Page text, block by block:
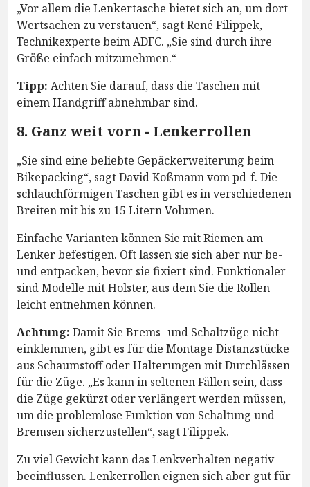
„Vor allem die Lenkertasche bietet sich an, um dort
Wertsachen zu verstauen“, sagt René Filippek,
Technikexperte beim ADFC. „Sie sind durch ihre
Größe einfach mitzunehmen.“
Tipp: Achten Sie darauf, dass die Taschen mit
einem Handgriff abnehmbar sind.
8. Ganz weit vorn - Lenkerrollen
„Sie sind eine beliebte Gepäckerweiterung beim
Bikepacking“, sagt David Koßmann vom pd-f. Die
schlauchförmigen Taschen gibt es in verschiedenen
Breiten mit bis zu 15 Litern Volumen.
Einfache Varianten können Sie mit Riemen am
Lenker befestigen. Oft lassen sie sich aber nur be-
und entpacken, bevor sie fixiert sind. Funktionaler
sind Modelle mit Holster, aus dem Sie die Rollen
leicht entnehmen können.
Achtung: Damit Sie Brems- und Schaltzüge nicht
einklemmen, gibt es für die Montage Distanzstücke
aus Schaumstoff oder Halterungen mit Durchlässen
für die Züge. „Es kann in seltenen Fällen sein, dass
die Züge gekürzt oder verlängert werden müssen,
um die problemlose Funktion von Schaltung und
Bremsen sicherzustellen“, sagt Filippek.
Zu viel Gewicht kann das Lenkverhalten negativ
beeinflussen. Lenkerrollen eignen sich aber gut für